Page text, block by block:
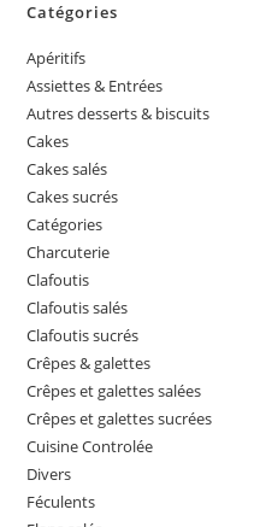
Catégories
Apéritifs
Assiettes & Entrées
Autres desserts & biscuits
Cakes
Cakes salés
Cakes sucrés
Catégories
Charcuterie
Clafoutis
Clafoutis salés
Clafoutis sucrés
Crêpes & galettes
Crêpes et galettes salées
Crêpes et galettes sucrées
Cuisine Controlée
Divers
Féculents